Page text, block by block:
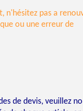
n'hésitez pas a
ou une erreur de
de devis, veuillez